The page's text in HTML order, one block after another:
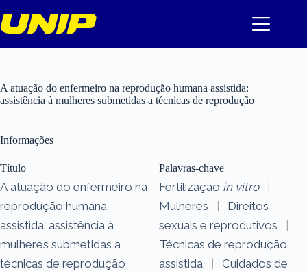
para
o
A atuação do enfermeiro na reprodução humana assistida:
assistência à mulheres submetidas a técnicas de reprodução
Informações
Título
A atuação do enfermeiro na
reprodução humana
assistida: assistência à
mulheres submetidas a
técnicas de reprodução
Palavras-chave
Fertilização in vitro
|
Mulheres
|
Direitos
sexuais e reprodutivos
|
Técnicas de reprodução
assistida
|
Cuidados de